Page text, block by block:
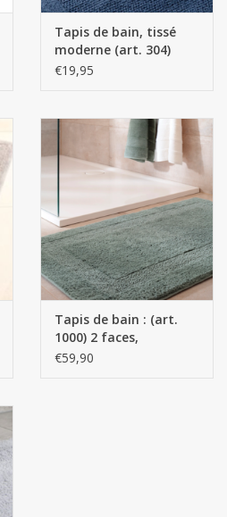
Tapis de bain, tissé
moderne (art. 304)
(100% coton)
€19,95
Tapis de bain : (art.
1000) 2 faces,
réversible (100% coton
€59,90